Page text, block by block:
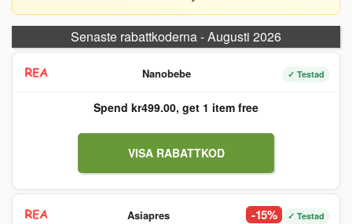
Senaste rabattkoderna - Augusti 2026
Nanobebe ✓ Testad
Spend kr499.00, get 1 item free
VISA RABATTKOD
Asiapres -15% ✓ Testad